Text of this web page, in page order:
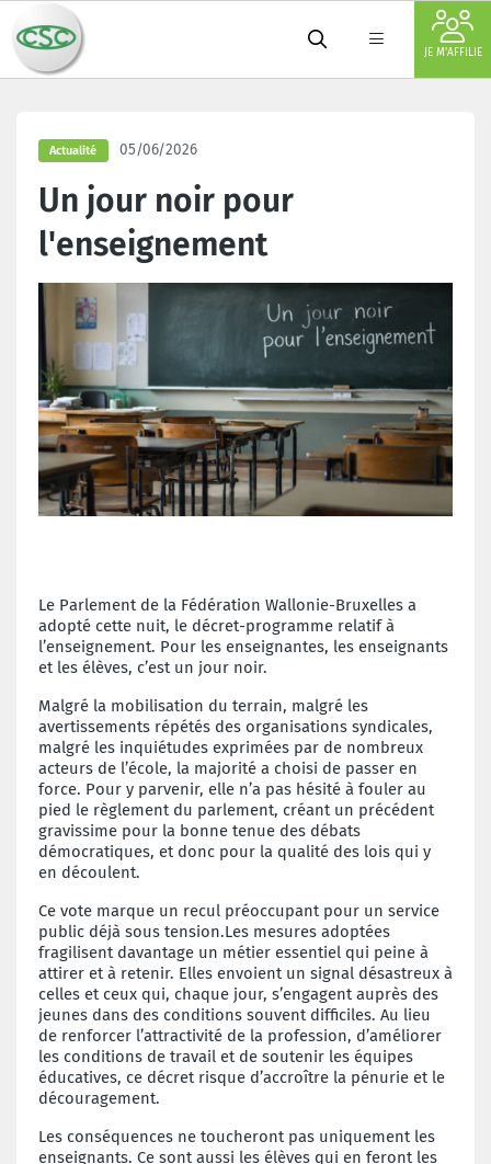
JE M'AFFILIE
Actualité 05/06/2026
Un jour noir pour
l'enseignement
Le Parlement de la Fédération Wallonie-Bruxelles a
adopté cette nuit, le décret-programme relatif à
l’enseignement. Pour les enseignantes, les enseignants
et les élèves, c’est un jour noir.
Malgré la mobilisation du terrain, malgré les
avertissements répétés des organisations syndicales,
malgré les inquiétudes exprimées par de nombreux
acteurs de l’école, la majorité a choisi de passer en
force. Pour y parvenir, elle n’a pas hésité à fouler au
pied le règlement du parlement, créant un précédent
gravissime pour la bonne tenue des débats
démocratiques, et donc pour la qualité des lois qui y
en découlent.
Ce vote marque un recul préoccupant pour un service
public déjà sous tension.Les mesures adoptées
fragilisent davantage un métier essentiel qui peine à
attirer et à retenir. Elles envoient un signal désastreux à
celles et ceux qui, chaque jour, s’engagent auprès des
jeunes dans des conditions souvent difficiles. Au lieu
de renforcer l’attractivité de la profession, d’améliorer
les conditions de travail et de soutenir les équipes
éducatives, ce décret risque d’accroître la pénurie et le
découragement.
Les conséquences ne toucheront pas uniquement les
enseignants. Ce sont aussi les élèves qui en feront les